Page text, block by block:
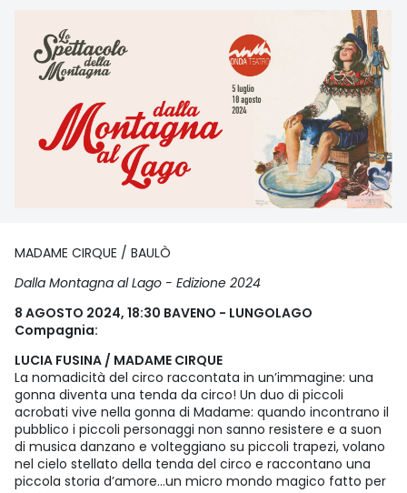
MADAME CIRQUE / BAULÒ
Dalla Montagna al Lago - Edizione 2024
8 AGOSTO 2024, 18:30 BAVENO - LUNGOLAGO
Compagnia:
LUCIA FUSINA / MADAME CIRQUE
La nomadicità del circo raccontata in un’immagine: una
gonna diventa una tenda da circo! Un duo di piccoli
acrobati vive nella gonna di Madame: quando incontrano il
pubblico i piccoli personaggi non sanno resistere e a suon
di musica danzano e volteggiano su piccoli trapezi, volano
nel cielo stellato della tenda del circo e raccontano una
piccola storia d’amore…un micro mondo magico fatto per